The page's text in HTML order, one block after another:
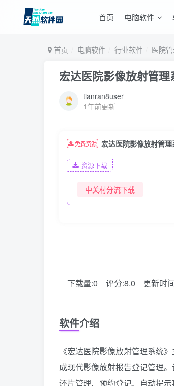
首页 电脑软件
首页 电脑软件 行业软件 医院
宏达医院影像放射管理
tianran8user
1年前更新
免费资源 宏达医院影像放射管
资源下载
中关村分流下载
下载量:0 评分:8.0 更新时
软件介绍
《宏达医院影像放射管理系统
成现代影像放射报告登记管理
还片管理、预约登记、自动提